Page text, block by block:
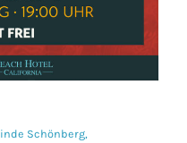
Schönberg,